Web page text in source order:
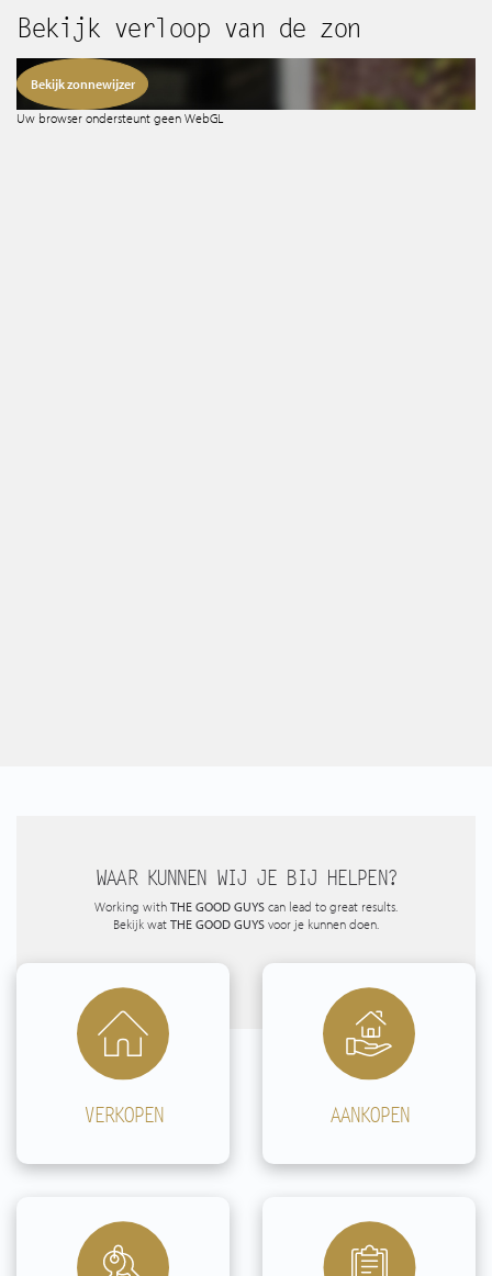
Services
Contact
Bekijk verloop van de zon
Bekijk zonnewijzer
Uw browser ondersteunt geen WebGL
WAAR KUNNEN WIJ JE BIJ HELPEN?
Working with THE GOOD GUYS can lead to great results.
Bekijk wat THE GOOD GUYS voor je kunnen doen.
VERKOPEN AANKOPEN